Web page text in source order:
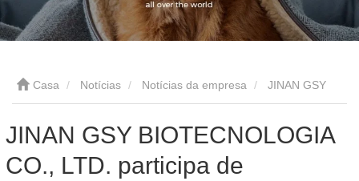
Casa Notícias Notícias da empresa
Internacionais
JINAN GSY BIOTECNOLOGIA
CO., LTD. participa de